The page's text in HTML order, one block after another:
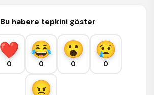
Bu habere tepkini göster
0 0 0 0